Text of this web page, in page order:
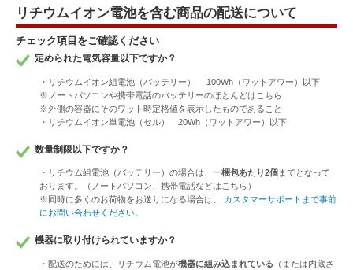
リチウムイオン電池を含む商品の配送について
チェック項目をご確認ください
定められた電気容量以下ですか？
・リチウムイオン組電池（バッテリー） 100Wh（ワットアワー）以下
※ノートパソコンや携帯電話のバッテリーのほとんどはこちら
※外側の容器にそのワット時定格値を表示したものであること
・リチウムイオン単電池（セル） 20Wh（ワットアワー）以下
数量制限以下ですか？
・リチウム組電池（バッテリー）の場合は、 一梱包あたり2個までとなって
おります。（ノートパソコン、携帯電話などはこちら）
※同時に多くのお荷物をお送りになる場合は、 カスタマーサポートまで事前
にお問い合わせください。
機器に取り付けられていますか？
・配送のためには、リチウム電池が機器に組み込まれている （または内蔵さ